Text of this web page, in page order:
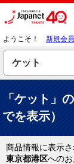
ようこそ！ 新規会
「ケット」
でを表示）
商品情報に表示さ
東京都港区へのお